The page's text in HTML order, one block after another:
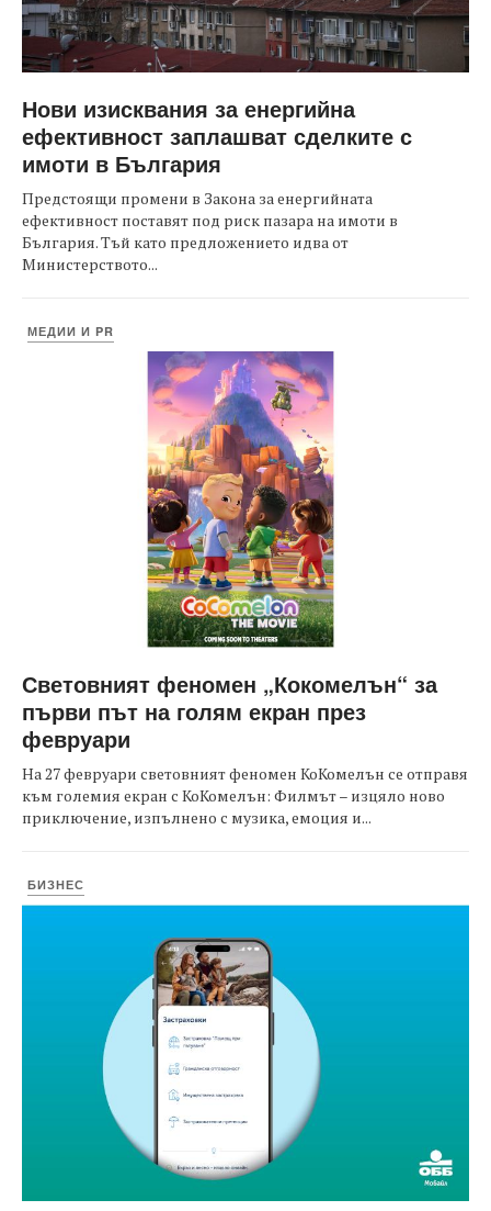
Нови изисквания за енергийна
ефективност заплашват сделките с
имоти в България
Предстоящи промени в Закона за енергийната
ефективност поставят под риск пазара на имоти в
България. Тъй като предложението идва от
Министерството...
МЕДИИ И PR
Световният феномен „Кокомелън“ за
първи път на голям екран през
февруари
На 27 февруари световният феномен КоКомелън се отправя
към големия екран с КоКомелън: Филмът – изцяло ново
приключение, изпълнено с музика, емоция и...
БИЗНЕС